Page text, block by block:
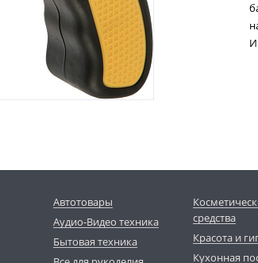
Автотовары
Аудио-Видео техника
Бытовая техника
средства
Красота и
Кухонная